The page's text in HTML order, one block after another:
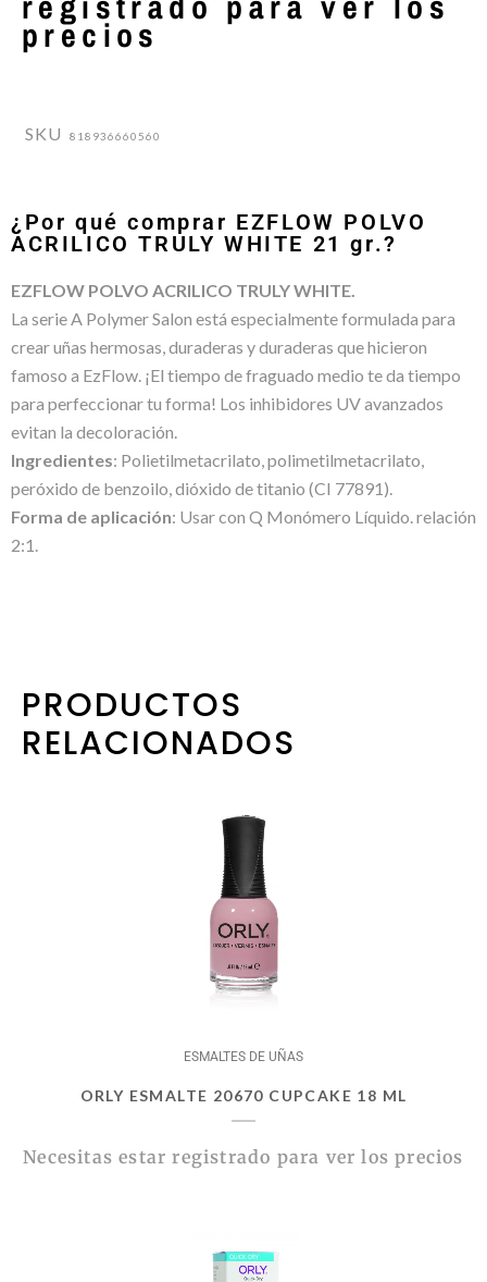
precios
SKU 818936660560
¿Por qué comprar EZFLOW POLVO
ACRILICO TRULY WHITE 21 gr.?
EZFLOW POLVO ACRILICO TRULY WHITE.
La serie A Polymer Salon está especialmente formulada para
crear uñas hermosas, duraderas y duraderas que hicieron
famoso a EzFlow. ¡El tiempo de fraguado medio te da tiempo
para perfeccionar tu forma! Los inhibidores UV avanzados
evitan la decoloración.
Ingredientes: Polietilmetacrilato, polimetilmetacrilato,
peróxido de benzoilo, dióxido de titanio (CI 77891).
Forma de aplicación: Usar con Q Monómero Líquido. relación
2:1.
PRODUCTOS
RELACIONADOS
ESMALTES DE UÑAS
ORLY ESMALTE 20670 CUPCAKE 18 ML
Necesitas estar registrado para ver los precios